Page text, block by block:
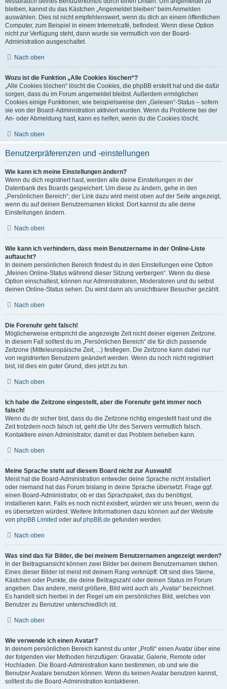
bleiben, kannst du das Kästchen „Angemeldet bleiben“ beim Anmelden
auswählen. Dies ist nicht empfehlenswert, wenn du dich an einem öffentlichen
Computer, zum Beispiel in einem Internetcafé, befindest. Wenn diese Option
nicht zur Verfügung steht, dann wurde sie vermutlich von der Board-
Administration ausgeschaltet.
Nach oben
Wozu ist die Funktion „Alle Cookies löschen“?
„Alle Cookies löschen“ löscht die Cookies, die phpBB erstellt hat und die dafür
sorgen, dass du im Forum angemeldet bleibst. Außerdem ermöglichen
Cookies einige Funktionen, wie beispielsweise den „Gelesen“-Status – sofern
sie von der Board-Administration aktiviert wurden. Wenn du Probleme bei der
An- oder Abmeldung hast, kann es helfen, wenn du die Cookies löscht.
Nach oben
Benutzerpräferenzen und -einstellungen
Wie kann ich meine Einstellungen ändern?
Wenn du dich registriert hast, werden alle deine Einstellungen in der
Datenbank des Boards gespeichert. Um diese zu ändern, gehe in den
„Persönlichen Bereich“; der Link dazu wird meist oben auf der Seite angezeigt,
wenn du auf deinen Benutzernamen klickst. Dort kannst du alle deine
Einstellungen ändern.
Nach oben
Wie kann ich verhindern, dass mein Benutzername in der Online-Liste
auftaucht?
In deinem persönlichen Bereich findest du in den Einstellungen eine Option
„Meinen Online-Status während dieser Sitzung verbergen“. Wenn du diese
Option einschaltest, können nur Administratoren, Moderatoren und du selbst
deinen Online-Status sehen. Du wirst dann als unsichtbarer Besucher gezählt.
Nach oben
Die Forenuhr geht falsch!
Möglicherweise entspricht die angezeigte Zeit nicht deiner eigenen Zeitzone.
In diesem Fall solltest du im „Persönlichen Bereich“ die für dich passende
Zeitzone (Mitteleuropäische Zeit, ...) festlegen. Die Zeitzone kann dabei nur
von registrierten Benutzern geändert werden. Wenn du noch nicht registriert
bist, ist dies ein guter Grund, dies jetzt zu tun.
Nach oben
Ich habe die Zeitzone eingestellt, aber die Forenuhr geht immer noch
falsch!
Wenn du dir sicher bist, dass du die Zeitzone richtig eingestellt hast und die
Zeit trotzdem noch falsch ist, geht die Uhr des Servers vermutlich falsch.
Kontaktiere einen Administrator, damit er das Problem beheben kann.
Nach oben
Meine Sprache steht auf diesem Board nicht zur Auswahl!
Meist hat die Board-Administration entweder deine Sprache nicht installiert
oder niemand hat das Forum bislang in deine Sprache übersetzt. Frage ggf.
einen Board-Administrator, ob er das Sprachpaket, das du benötigst,
installieren kann. Falls es noch nicht existiert, würden wir uns freuen, wenn du
es übersetzen würdest. Weitere Informationen dazu können auf der Website
von phpBB Limited oder aufphpBB.de gefunden werden.
Nach oben
Was sind das für Bilder, die bei meinem Benutzernamen angezeigt werden?
In der Beitragsansicht können zwei Bilder bei deinem Benutzernamen stehen.
Eines dieser Bilder ist meist mit deinem Rang verknüpft: Oft sind dies Sterne,
Kästchen oder Punkte, die deine Beitragszahl oder deinen Status im Forum
angeben. Das andere, meist größere, Bild wird auch als „Avatar“ bezeichnet.
Es handelt sich hierbei in der Regel um ein persönliches Bild, welches von
Benutzer zu Benutzer unterschiedlich ist.
Nach oben
Wie verwende ich einen Avatar?
In deinem persönlichen Bereich kannst du unter „Profil“ einen Avatar über eine
der folgenden vier Methoden hinzufügen: Gravatar, Galerie, Remote oder
Hochladen. Die Board-Administration kann bestimmen, ob und wie die
Benutzer Avatare benutzen können. Wenn du keinen Avatar benutzen kannst,
solltest du die Board-Administration kontaktieren.